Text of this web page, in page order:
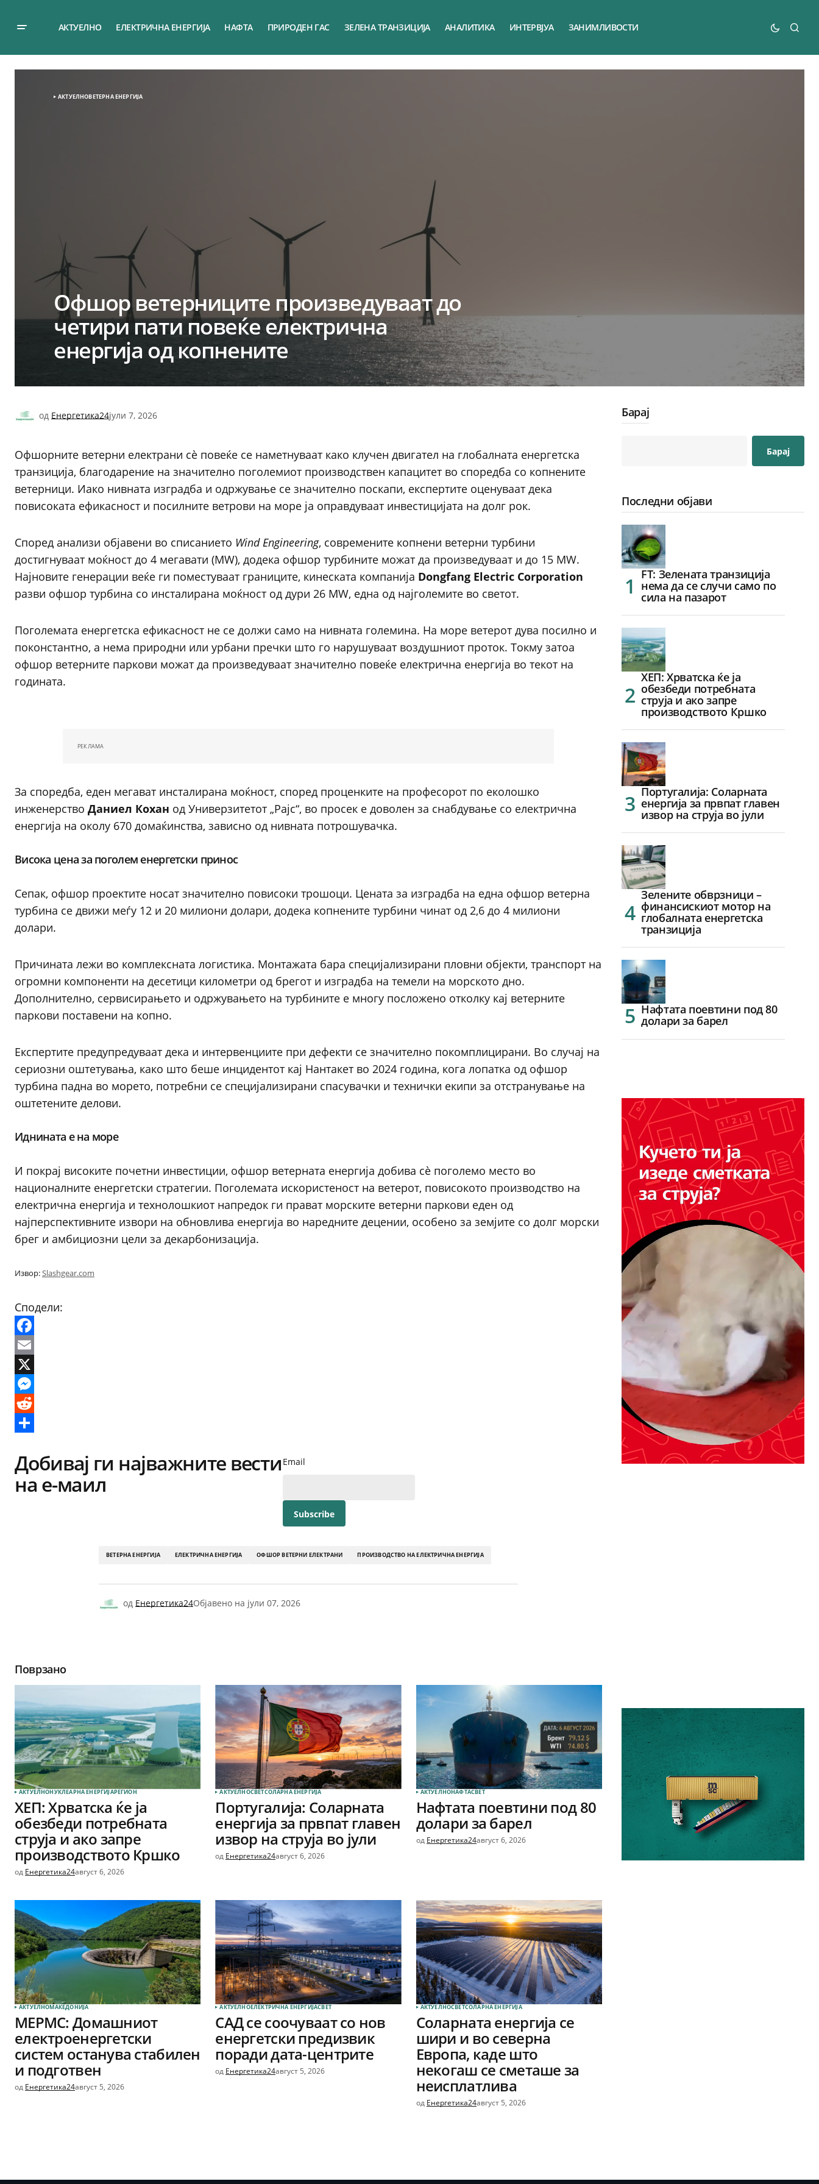
АКТУЕЛНО ЕЛЕКТРИЧНА ЕНЕРГИЈА НАФТА ПРИРОДЕН ГАС ЗЕЛЕНА ТРАНЗИЦИЈА АНАЛИТИКА ИНТЕРВЈУА ЗАНИМЛИВОСТИ
АКТУЕЛНОВЕТЕРНА EНЕРГИЈА
Офшор ветерниците произведуваат до
четири пати повеќе електрична
енергија од копнените
од Енергетика24јули 7, 2026
Офшорните ветерни електрани сè повеќе се наметнуваат како клучен двигател на глобалната енергетска
транзиција, благодарение на значително поголемиот производствен капацитет во споредба со копнените
ветерници. Иако нивната изградба и одржување се значително поскапи, експертите оценуваат дека
повисоката ефикасност и посилните ветрови на море ја оправдуваат инвестицијата на долг рок.
Според анализи објавени во списанието Wind Engineering, современите копнени ветерни турбини
достигнуваат моќност до 4 мегавати (MW), додека офшор турбините можат да произведуваат и до 15 MW.
Најновите генерации веќе ги поместуваат границите, кинеската компанија Dongfang Electric Corporation
разви офшор турбина со инсталирана моќност од дури 26 MW, една од најголемите во светот.
Поголемата енергетска ефикасност не се должи само на нивната големина. На море ветерот дува посилно и
поконстантно, а нема природни или урбани пречки што го нарушуваат воздушниот проток. Токму затоа
офшор ветерните паркови можат да произведуваат значително повеќе електрична енергија во текот на
годината.
РЕКЛАМА
За споредба, еден мегават инсталирана моќност, според проценките на професорот по еколошко
инженерство Даниел Кохан од Универзитетот „Рајс“, во просек е доволен за снабдување со електрична
енергија на околу 670 домаќинства, зависно од нивната потрошувачка.
Висока цена за поголем енергетски принос
Сепак, офшор проектите носат значително повисоки трошоци. Цената за изградба на една офшор ветерна
турбина се движи меѓу 12 и 20 милиони долари, додека копнените турбини чинат од 2,6 до 4 милиони
долари.
Причината лежи во комплексната логистика. Монтажата бара специјализирани пловни објекти, транспорт на
огромни компоненти на десетици километри од брегот и изградба на темели на морското дно.
Дополнително, сервисирањето и одржувањето на турбините е многу посложено отколку кај ветерните
паркови поставени на копно.
Експертите предупредуваат дека и интервенциите при дефекти се значително покомплицирани. Во случај на
сериозни оштетувања, како што беше инцидентот кај Нантакет во 2024 година, кога лопатка од офшор
турбина падна во морето, потребни се специјализирани спасувачки и технички екипи за отстранување на
оштетените делови.
Иднината е на море
И покрај високите почетни инвестиции, офшор ветерната енергија добива сè поголемо место во
националните енергетски стратегии. Поголемата искористеност на ветерот, повисокото производство на
електрична енергија и технолошкиот напредок ги прават морските ветерни паркови еден од
најперспективните извори на обновлива енергија во наредните децении, особено за земјите со долг морски
брег и амбициозни цели за декарбонизација.
Извор:Slashgear.com
Сподели:
Facebook
Email
X
Messenger
Reddit
Добивај ги најважните вести
на е-маил
Email
ВЕТЕРНА ЕНЕРГИЈА ЕЛЕКТРИЧНА ЕНЕРГИЈА ОФШОР ВЕТЕРНИ ЕЛЕКТРАНИ ПРОИЗВОДСТВО НА ЕЛЕКТРИЧНА ЕНЕРГИЈА
од Енергетика24Објавено на јули 07, 2026
Поврзано
АКТУЕЛНОНУКЛЕАРНА ЕНЕРГИЈАРЕГИОН
ХЕП: Хрватска ќе ја
обезбеди потребната
струја и ако запре
производството Кршко
од Енергетика24август 6, 2026
АКТУЕЛНОСВЕТСОЛАРНА EНЕРГИЈА
Португалија: Соларната
енергија за првпат главен
извор на струја во јули
од Енергетика24август 6, 2026
АКТУЕЛНОНАФТАСВЕТ
Нафтата поевтини под 80
долари за барел
од Енергетика24август 6, 2026
АКТУЕЛНОМАКЕДОНИЈА
МЕРМС: Домашниот
електроенергетски
систем останува стабилен
и подготвен
од Енергетика24август 5, 2026
АКТУЕЛНОЕЛЕКТРИЧНА ЕНЕРГИЈАСВЕТ
САД се соочуваат со нов
енергетски предизвик
поради дата-центрите
од Енергетика24август 5, 2026
АКТУЕЛНОСВЕТСОЛАРНА EНЕРГИЈА
Соларната енергија се
шири и во северна
Европа, каде што
некогаш се сметаше за
неисплатлива
од Енергетика24август 5, 2026
Барај
Барај
Последни објави
FT: Зелената транзиција
нема да се случи само по
сила на пазарот
ХЕП: Хрватска ќе ја
обезбеди потребната
струја и ако запре
производството Кршко
Португалија: Соларната
енергија за првпат главен
извор на струја во јули
Зелените обврзници –
финансискиот мотор на
глобалната енергетска
транзиција
Нафтата поевтини под 80
долари за барел